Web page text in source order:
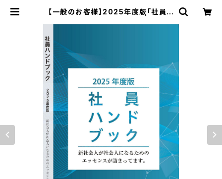
【一般のお客様】2025年度版「社員ハ